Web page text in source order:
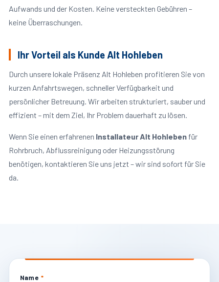
Aufwands und der Kosten. Keine versteckten Gebühren –
keine Überraschungen.
Ihr Vorteil als Kunde Alt Hohleben
Durch unsere lokale Präsenz Alt Hohleben profitieren Sie von
kurzen Anfahrtswegen, schneller Verfügbarkeit und
persönlicher Betreuung. Wir arbeiten strukturiert, sauber und
effizient – mit dem Ziel, Ihr Problem dauerhaft zu lösen.
Wenn Sie einen erfahrenen Installateur Alt Hohlebenfür
Rohrbruch, Abflussreinigung oder Heizungsstörung
benötigen, kontaktieren Sie uns jetzt – wir sind sofort für Sie
da.
Name *